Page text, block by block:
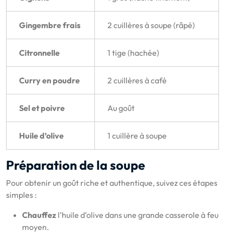
Gingembre frais 2 cuillères à soupe (râpé)
Citronnelle 1 tige (hachée)
Curry en poudre 2 cuillères à café
Sel et poivre Au goût
Huile d’olive 1 cuillère à soupe
Préparation de la soupe
Pour obtenir un goût riche et authentique, suivez ces étapes
simples :
Chauffez l’huile d’olive dans une grande casserole à feu
moyen.